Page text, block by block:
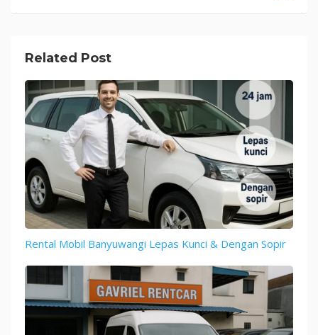
Related Post
Rental Mobil Banyuwangi Lepas Kunci & Dengan Sopir